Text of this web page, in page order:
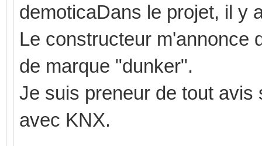
demoticaDans le projet, il y
Le constructeur m'annonce
de marque "dunker".
Je suis preneur de tout
avec KNX.